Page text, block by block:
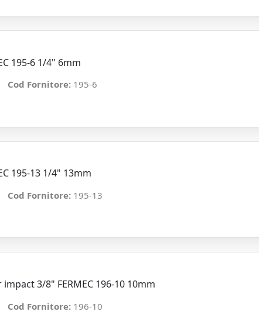
195-6 1/4" 6mm
Cod Fornitore: 195-6
195-13 1/4" 13mm
Cod Fornitore: 195-13
3/8" FERMEC 196-10 10mm
Cod Fornitore: 196-10